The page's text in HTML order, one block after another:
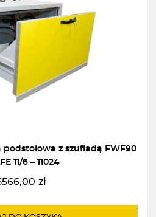
z szufladą FWF90
11/6 – 11024
zł